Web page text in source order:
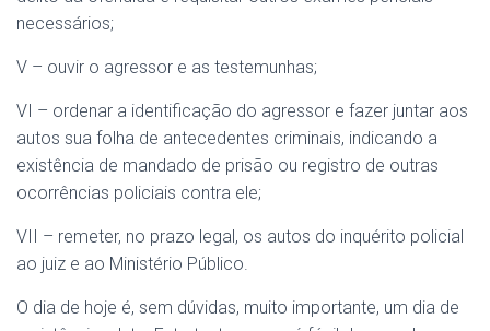
necessários;
V – ouvir o agressor e as testemunhas;
VI – ordenar a identificação do agressor e fazer juntar aos
autos sua folha de antecedentes criminais, indicando a
existência de mandado de prisão ou registro de outras
ocorrências policiais contra ele;
VII – remeter, no prazo legal, os autos do inquérito policial
ao juiz e ao Ministério Público.
O dia de hoje é, sem dúvidas, muito importante, um dia de